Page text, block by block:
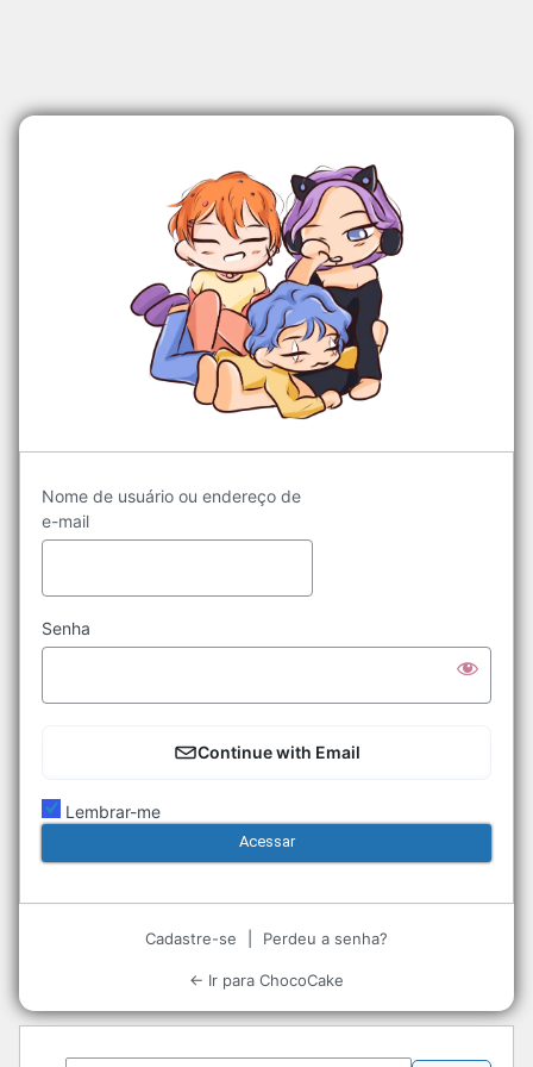
Nome de usuário ou endereço de
e-mail
Senha
Continue with Email
Lembrar-me
Cadastre-se Perdeu a senha?
← Ir para ChocoCake